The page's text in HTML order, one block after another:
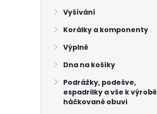
Vyšívání
Korálky a komponenty
Výplně
Dna na košíky
Podrážky, podešve,
espadrilky a vše k výrobě
háčkované obuvi